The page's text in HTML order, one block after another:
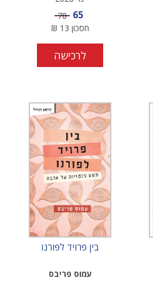
מחיר מבצע
65 מחיר
78
חסכון 13
₪
לרכישה
בין פרויד לפורנו
עמוס פריבס